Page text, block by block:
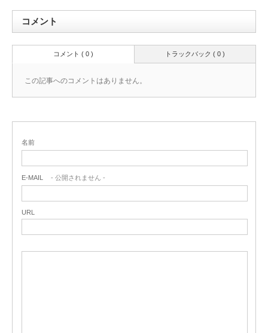
コメント
トラックバック ( 0 )
コメント ( 0 )
この記事へのコメントはありません。
名前
E-MAIL - 公開されません -
URL